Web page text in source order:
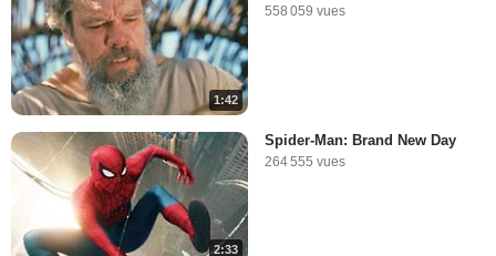
1:42
558 059 vues
2:33
Spider-Man: Brand New Day
264 555 vues